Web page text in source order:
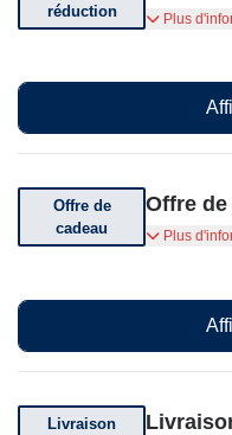
réduction
Bénéficiez
et
Plus
Offre de
cadeau
Offre
CADEAU
toute
Plus
Livraison